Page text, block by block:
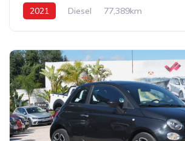
2021 Diesel 77,389km